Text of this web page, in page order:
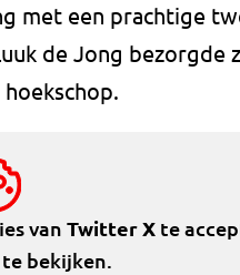
met een prachtige
de Jong bezorgde
van Twitter Xte
bekijken.